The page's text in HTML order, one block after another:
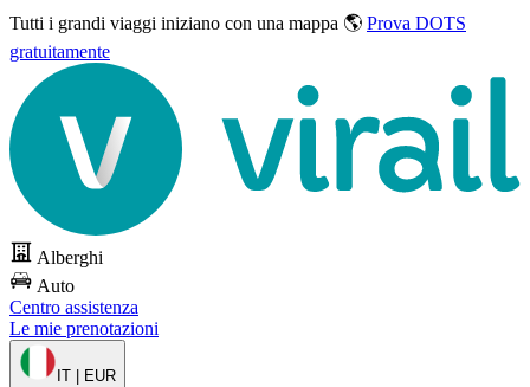
Tutti i grandi viaggi iniziano con una mappa 🌎 Prova DOTS
gratuitamente
Alberghi
Auto
Centro assistenza
Le mie prenotazioni
IT | EUR